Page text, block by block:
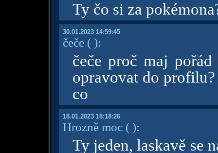
Ty čo si za
30.01.2023 14:59:45
čeče( ):
čeče proč maj
opravovat do
co
18.01.2023 18:18:26
Hrozně moc( ):
Ty jeden, laskavě se